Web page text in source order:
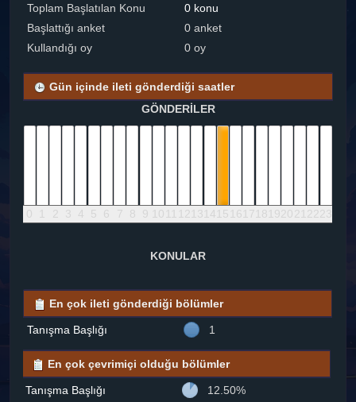
Toplam Başlatılan Konu
0 konu
Başlattığı anket
0 anket
Kullandığı oy
0 oy
Gün içinde ileti gönderdiği saatler
GÖNDERİLER
0 3 4 5 6 7 8 9 10 13 14 15 16 17 18 19 20 23
KONULAR
En çok ileti gönderdiği bölümler
Tanışma Başlığı 1
En çok çevrimiçi olduğu bölümler
Tanışma Başlığı 12.50%